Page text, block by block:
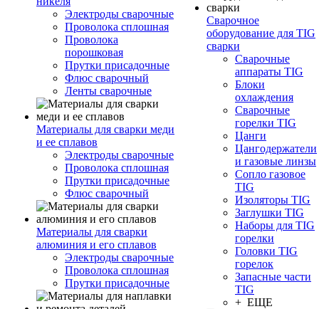
Электроды сварочные
Проволока сплошная
Проволока
порошковая
Прутки присадочные
Флюс сварочный
Ленты сварочные
Материалы для сварки меди
и ее сплавов
Электроды сварочные
Проволока сплошная
Прутки присадочные
Флюс сварочный
Материалы для сварки
алюминия и его сплавов
Электроды сварочные
Проволока сплошная
Прутки присадочные
Сварочное
оборудование для TIG
сварки
Сварочные
аппараты TIG
Блоки
охлаждения
Сварочные
горелки TIG
Цанги
Цангодержатели
и газовые линзы
Сопло газовое
TIG
Изоляторы TIG
Заглушки TIG
Наборы для TIG
горелки
Головки TIG
горелок
Запасные части
TIG
+ ЕЩЕ